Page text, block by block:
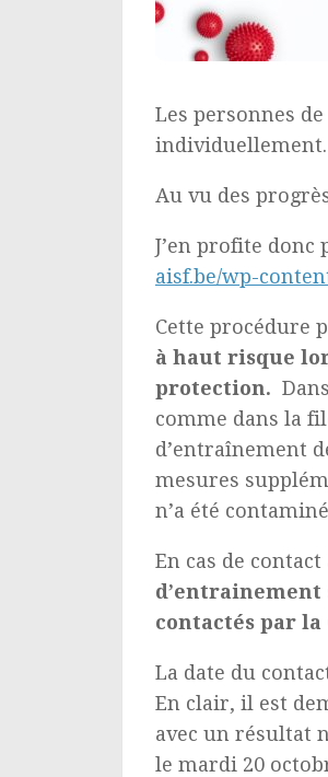
Les personnes
individuellement.
Au vu des
J’en profite donc
aisf.be/wp-
Cette procédure
à haut risque
protection.
comme dans la
d’entraînement
mesures
n’a été
En cas de
d’entrainement
contactés par la
La date du
En clair, il est
avec un résultat
le mardi 20